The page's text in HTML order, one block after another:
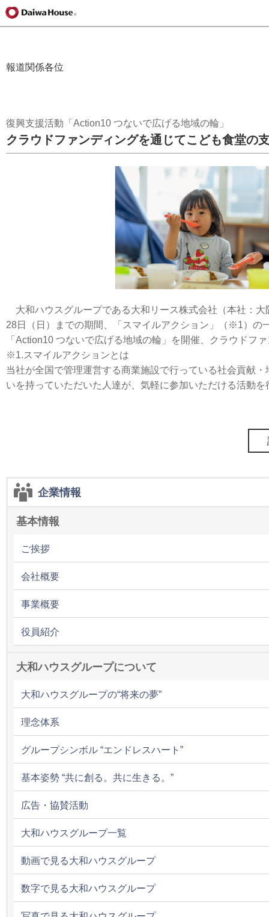
報道関係各位
復興支援活動「Action10 つないで広げる地域の輪」
クラウドファンディングを通じてこども食堂の
大和ハウスグループである大和リース株式会社（本社：
28日（日）までの期間、「スマイルアクション」（※1）の
「Action10 つないで広げる地域の輪」を開催、クラウドフ
※1.スマイルアクションとは
当社が全国で管理運営する商業施設で行っている社会貢献
いを持っていただいた人達が、気軽に参加いただける活動を
企業情報
基本情報
ご挨拶
会社概要
事業概要
役員紹介
大和ハウスグループについて
大和ハウスグループの“将来の夢”
理念体系
グループシンボル “エンドレスハート”
基本姿勢 “共に創る。共に生きる。”
広告・協賛活動
大和ハウスグループ一覧
動画で見る大和ハウスグループ
数字で見る大和ハウスグループ